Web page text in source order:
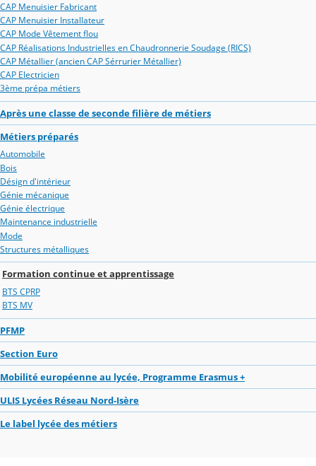
CAP Menuisier Fabricant
CAP Menuisier Installateur
CAP Mode Vêtement flou
CAP Réalisations Industrielles en Chaudronnerie Soudage (RICS)
CAP Métallier (ancien CAP Sérrurier Métallier)
CAP Electricien
3ème prépa métiers
Après une classe de seconde filière de métiers
Métiers préparés
Automobile
Bois
Désign d'intérieur
Génie mécanique
Génie électrique
Maintenance industrielle
Mode
Structures métalliques
Formation continue et apprentissage
BTS CPRP
BTS MV
PFMP
Section Euro
Mobilité européenne au lycée, Programme Erasmus +
ULIS Lycées Réseau Nord-Isère
Le label lycée des métiers